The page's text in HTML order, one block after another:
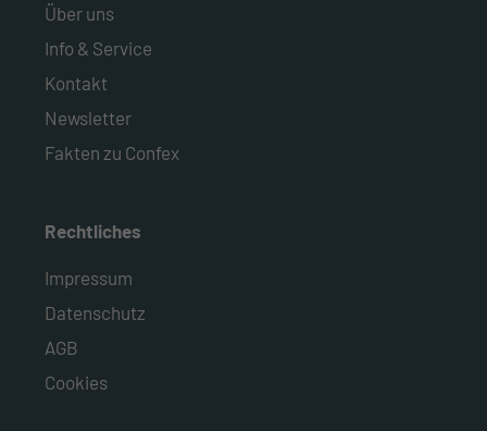
Über uns
Info & Service
Kontakt
Newsletter
Fakten zu Confex
Rechtliches
Impressum
Datenschutz
AGB
Cookies